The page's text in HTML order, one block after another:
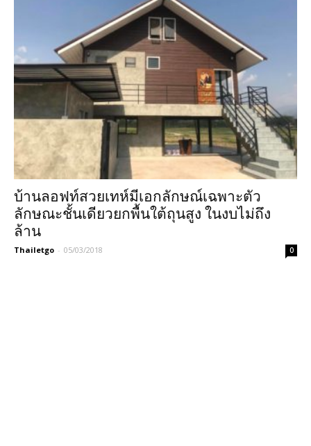
บ้านลอฟท์สวยเทห์มีเอกลักษณ์เฉพาะตัว
ลักษณะชั้นเดียวยกพื้นใต้ถุนสูง ในงบไม่ถึง
ล้าน
Thailetgo - 05/03/2018 0